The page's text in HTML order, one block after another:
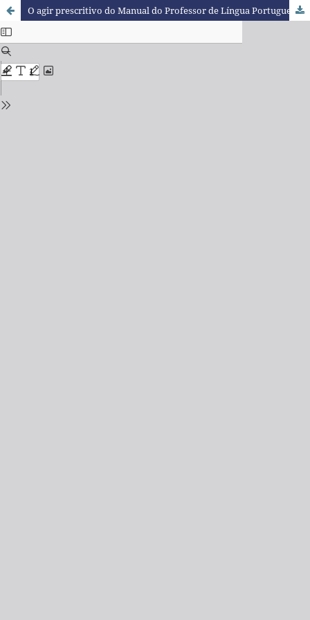
O agir prescritivo do Manual do Professor de Língua Portuguesa em torno do ensino de gêneros orais argumentativos